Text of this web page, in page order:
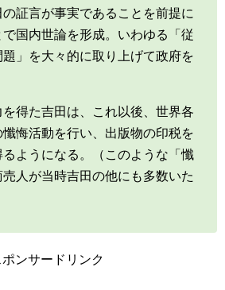
の証言が事実であることを前提に
国内世論を形成。いわゆる「従
」を大々的に取り上げて政府を
得た吉田は、これ以後、世界各
悔活動を行い、出版物の印税を
ようになる。（このような「懺
人が当時吉田の他にも多数いた
ポンサードリンク